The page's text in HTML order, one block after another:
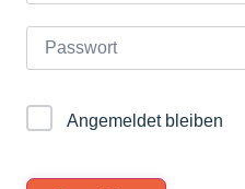
Angemeldet bleiben